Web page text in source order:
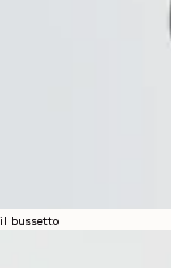
il bussetto